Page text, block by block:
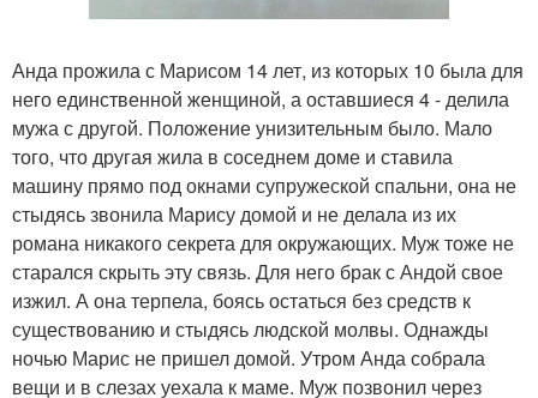
Анда прожила с Марисом 14 лет, из которых 10 была для
него единственной женщиной, а оставшиеся 4 - делила
мужа с другой. Положение унизительным было. Мало
того, что другая жила в соседнем доме и ставила
машину прямо под окнами супружеской спальни, она не
стыдясь звонила Марису домой и не делала из их
романа никакого секрета для окружающих. Муж тоже не
старался скрыть эту связь. Для него брак с Андой свое
изжил. А она терпела, боясь остаться без средств к
существованию и стыдясь людской молвы. Однажды
ночью Марис не пришел домой. Утром Анда собрала
вещи и в слезах уехала к маме. Муж позвонил через